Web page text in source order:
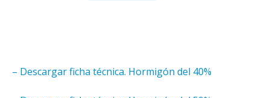
– Descargar ficha técnica. Hormigón del 40%